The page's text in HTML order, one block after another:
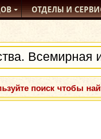
ОТДЕЛЫИ
поиск чтобы